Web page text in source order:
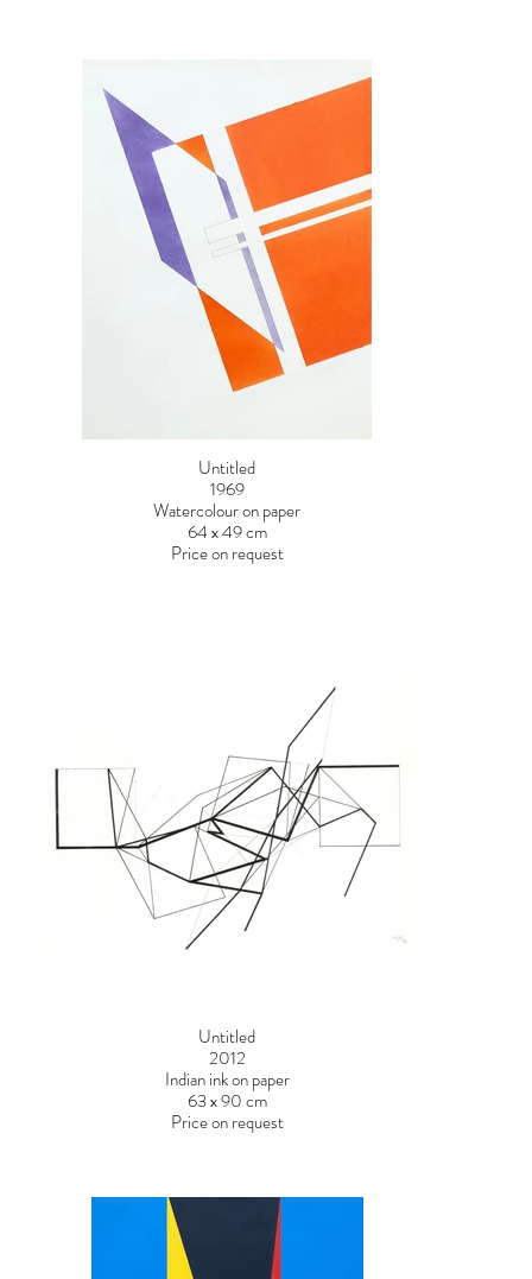
Untitled
1969
Watercolour on paper
64 x 49 cm
Price on request
Untitled
2012
Indian ink on paper
63 x 90 cm
Price on request